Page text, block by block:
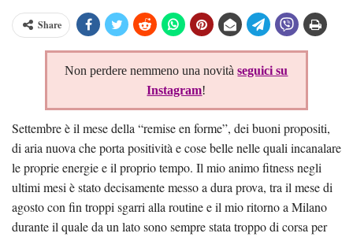
Share
Non perdere nemmeno una novitàseguici su
Instagram!
Settembre è il mese della “remise en forme”, dei buoni propositi,
di aria nuova che porta positività e cose belle nelle quali incanalare
le proprie energie e il proprio tempo. Il mio animo fitness negli
ultimi mesi è stato decisamente messo a dura prova, tra il mese di
agosto con fin troppi sgarri alla routine e il mio ritorno a Milano
durante il quale da un lato sono sempre stata troppo di corsa per